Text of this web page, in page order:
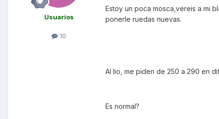
Usuarios
10
Estoy un poca mosca,vereis a mi
ponerle ruedas nuevas.
Al lio, me piden de 250 a 290 en
Es normal?